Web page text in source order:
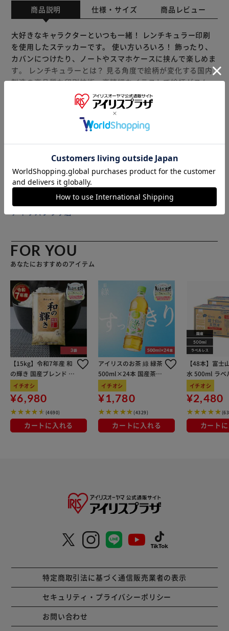
商品説明 仕様・サイズ 商品レビュー
大好きなキャラクターといつも一緒！ レンチキュラー印刷
を使用したステッカーです。 使い方いろいろ！ 飾ったり、
カバンにつけたり、ノートやスマホケースに挟んで楽しめま
す。 レンチキュラーとは？ 見る角度で絵柄が変化する国内
製造の高品質な印刷技術。高精細なイラストで絵柄がスムー
ズに切り替わります。 「まじかる百貨店」は レンチキュラ
ー印刷を使用した動く絵柄が楽しいレンチキュラー雑貨ブラ
ンドです。 【商品配送について】 配送番号なしの配送にな
もっと見る
じめご了承ください。
販売元(特定商取引法に基づく表記)：BACKYARD FAMILY
アイリスプラザ店
FOR YOU
あなたにおすすめのアイテム
【15kg】令和7年産 和
の輝き 国産ブレンド 5
kg×3袋
イチオシ
¥6,980
(4690)
カートに入れる
アイリスのお茶 綠 緑茶
500ml×24本 国産茶葉
100％使用
イチオシ
¥1,780
(4329)
カートに入れる
【48本】富士
水 500ml ラベ
イチオシ
¥2,480
カート
特定商取引法に基づく通信販売業者の表示
セキュリティ・プライバシーポリシー
お問い合わせ